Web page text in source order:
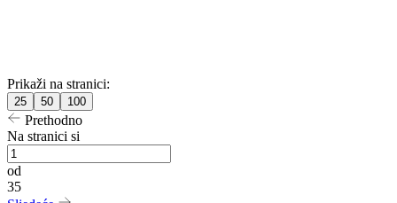
Prikaži na stranici:
25 50 100
Prethodno
Na stranici si
od
35